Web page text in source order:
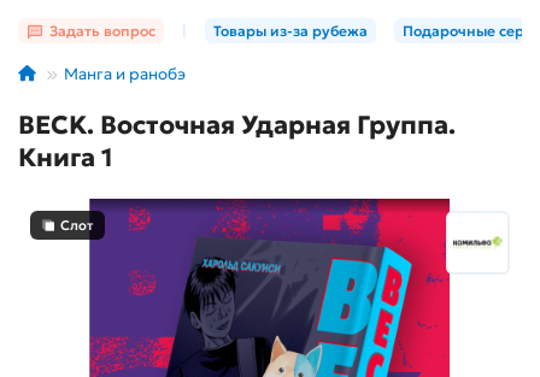
Задать вопрос Товары из-за рубежа Подарочные
Манга и ранобэ
BECK. Восточная Ударная Группа.
Книга 1
Слот